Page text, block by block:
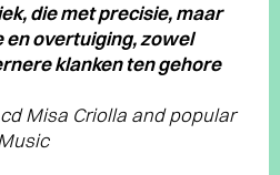
die met precisie, maar
en overtuiging, zowel
klanken ten gehore
Misa Criolla and popular